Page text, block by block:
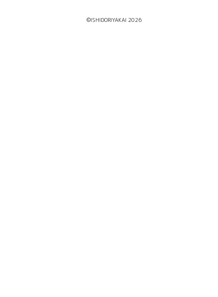
©ISHIDORIYAKAI 2026